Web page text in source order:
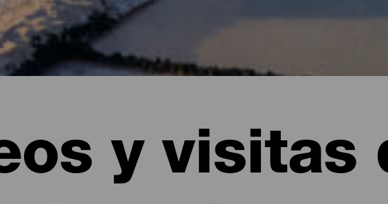
y visitas